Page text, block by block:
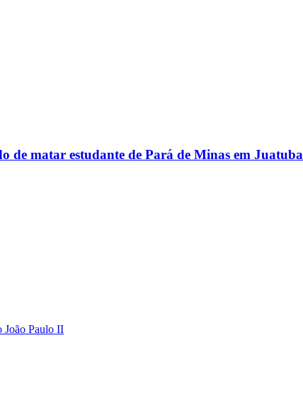
de matar estudante de Pará de Minas em Juatuba
João Paulo II